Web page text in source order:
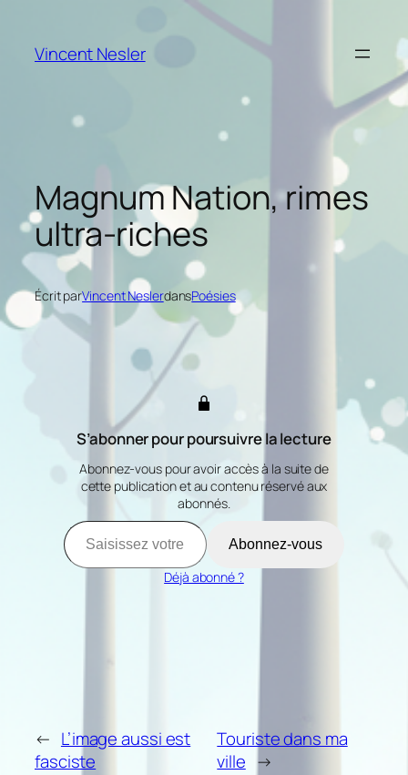
contenu
Vincent Nesler
Magnum Nation, rimes
ultra-riches
Écrit parVincent NeslerdansPoésies
S’abonner pour poursuivre la lecture
Abonnez-vous pour avoir accès à la suite de
cette publication et au contenu réservé aux
abonnés.
Saisissez votre adresse e-mail…
Abonnez-vous
Déjà abonné ?
← L’image aussi est
fasciste
Touriste dans ma
ville →